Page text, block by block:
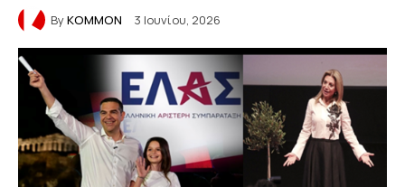
ByKOMMON 3 Ιουνίου, 2026